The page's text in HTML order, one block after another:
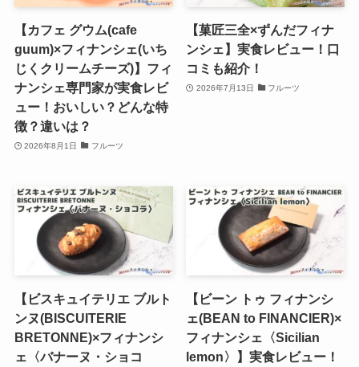
【カフェ グウム(cafe
guum)×フィナンシェ(いち
じくクリームチーズ)】フィ
ナンシェ専門家が実食レビ
ュー！おいしい？どんな特
徴？違いは？
2026年8月1日 フルーツ
【菓匠三全×ずんだフィナ
ンシェ】実食レビュー！口
コミも紹介！
2026年7月13日 フルーツ
【ビスキュイテリエ ブルト
ンヌ(BISCUITERIE
BRETONNE)×フィナンシ
ェ〈バナーヌ・ショコ
【ビーン トゥ フィナンシ
ェ(BEAN to FINANCIER)×
フィナンシェ〈Sicilian
lemon〉】実食レビュー！